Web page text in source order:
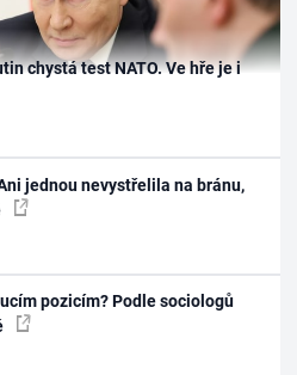
chystá test NATO. Ve hře je i
jednou nevystřelila na bránu,
pozicím? Podle sociologů